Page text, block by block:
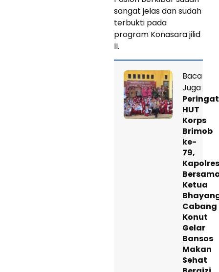
sangat jelas dan sudah
terbukti pada
program Konasara jilid
II.
Baca
Juga
HUT
Korps
Brimob
ke-
79,
Kapolres
Ketua
Cabang
Konut
Gelar
Bansos
Makan
Sehat